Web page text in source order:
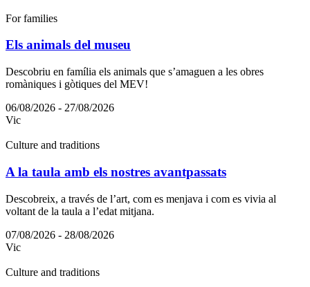
For families
Els animals del museu
Descobriu en família els animals que s’amaguen a les obres
romàniques i gòtiques del MEV!
06/08/2026 - 27/08/2026
Vic
Culture and traditions
A la taula amb els nostres avantpassats
Descobreix, a través de l’art, com es menjava i com es vivia al
voltant de la taula a l’edat mitjana.
07/08/2026 - 28/08/2026
Vic
Culture and traditions